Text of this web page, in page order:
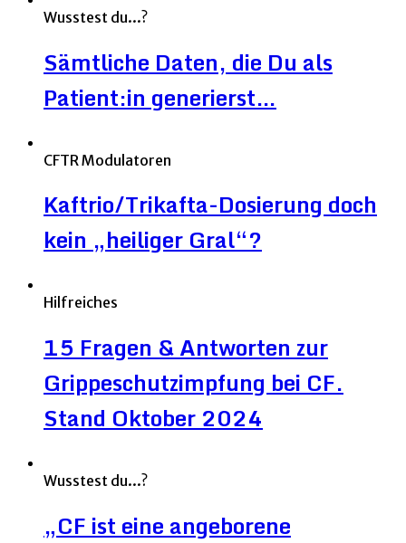
Wusstest du...?
Sämtliche Daten, die Du als
Patient:in generierst…
CFTR Modulatoren
Kaftrio/Trikafta-Dosierung doch
kein „heiliger Gral“?
Hilfreiches
15 Fragen & Antworten zur
Grippeschutzimpfung bei CF.
Stand Oktober 2024
Wusstest du...?
„CF ist eine angeborene